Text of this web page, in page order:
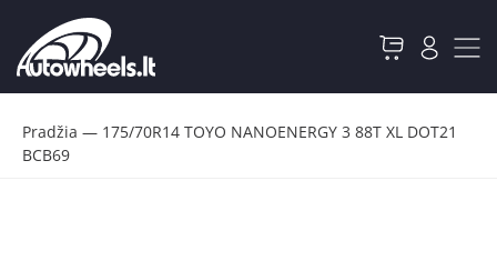
Pradžia — 175/70R14 TOYO NANOENERGY 3 88T XL DOT21
BCB69